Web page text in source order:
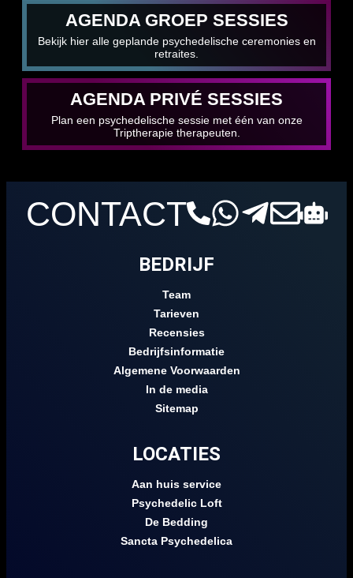
AGENDA GROEP SESSIES
Bekijk hier alle geplande psychedelische ceremonies en
retraites.
AGENDA PRIVÉ SESSIES
Plan een psychedelische sessie met één van onze
Triptherapie therapeuten.
CONTACT
BEDRIJF
Team
Tarieven
Recensies
Bedrijfsinformatie
Algemene Voorwaarden
In de media
Sitemap
LOCATIES
Aan huis service
Psychedelic Loft
De Bedding
Sancta Psychedelica